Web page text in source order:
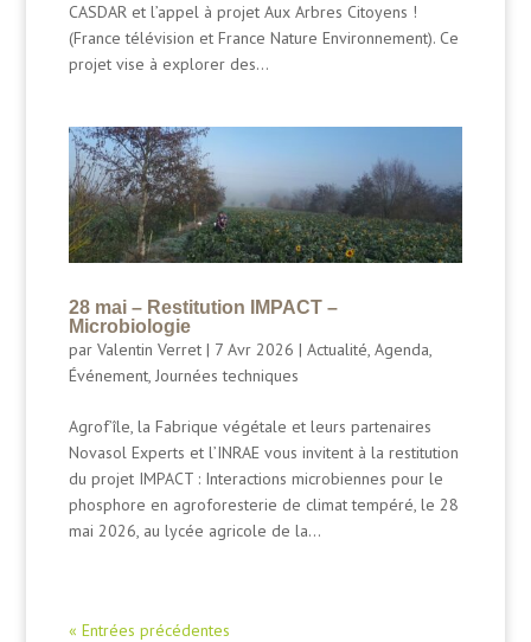
CASDAR et l’appel à projet Aux Arbres Citoyens !
(France télévision et France Nature Environnement). Ce
projet vise à explorer des...
28 mai – Restitution IMPACT –
Microbiologie
par Valentin Verret| 7 Avr 2026 | Actualité Agenda
Événement, Journées techniques
Agrof’île, la Fabrique végétale et leurs partenaires
Novasol Experts et l’INRAE vous invitent à la restitution
du projet IMPACT : Interactions microbiennes pour le
phosphore en agroforesterie de climat tempéré, le 28
mai 2026, au lycée agricole de la...
« Entrées précédentes